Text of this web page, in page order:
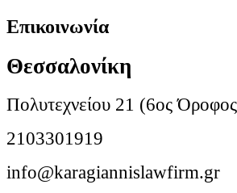
Επικοινωνία
Θεσσαλονίκη
Πολυτεχνείου 21 (6ος
2103301919
info@karagiannislawfirm.gr